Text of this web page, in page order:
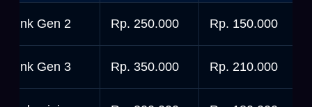
Gen 2 Rp. 250.000 Rp. 150.000
Gen 3 Rp. 350.000 Rp. 210.000